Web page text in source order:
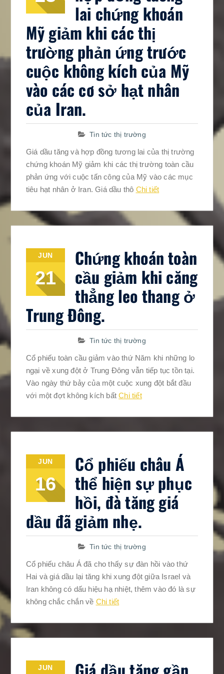
lai chứng khoán
Mỹ giảm khi các thị
trường phản ứng trước
cuộc không kích của Mỹ
vào các cơ sở hạt nhân
của Iran.
Tin tức thị trường
Giá dầu tăng và hợp đồng tương lai của thị trường
chứng khoán Mỹ giảm khi các thị trường toàn cầu
phản ứng với cuộc tấn công của Mỹ vào các mục
tiêu hạt nhân ở Iran. Giá dầu thô Chi tiết
JUN
21
Chứng khoán toàn
cầu giảm khi căng
thẳng leo thang ở
Trung Đông.
Tin tức thị trường
Cổ phiếu toàn cầu giảm vào thứ Năm khi những lo
ngại về xung đột ở Trung Đông vẫn tiếp tục tồn tại.
Vào ngày thứ bảy của một cuộc xung đột bắt đầu
với một đợt không kích bấtChi tiết
JUN
16
Cổ phiếu châu Á
thể hiện sự phục
hồi, đà tăng giá
dầu đã giảm nhẹ.
Tin tức thị trường
Cổ phiếu châu Á đã cho thấy sự đàn hồi vào thứ
Hai và giá dầu lại tăng khi xung đột giữa Israel và
Iran không có dấu hiệu hạ nhiệt, thêm vào đó là sự
không chắc chắn về Chi tiết
JUN